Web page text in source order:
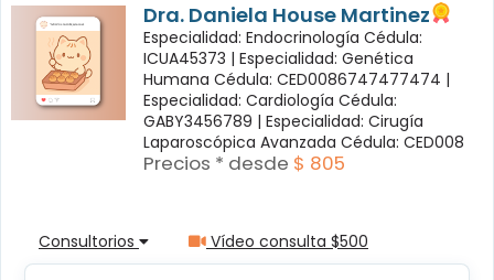
Dra. Daniela House Martinez
Especialidad: Endocrinología Cédula:
ICUA45373 | Especialidad: Genética
Humana Cédula: CED0086747477474 |
Especialidad: Cardiología Cédula:
GABY3456789 | Especialidad: Cirugía
Laparoscópica Avanzada Cédula: CED008
Precios * desde $ 805
Consultorios Vídeo consulta $500